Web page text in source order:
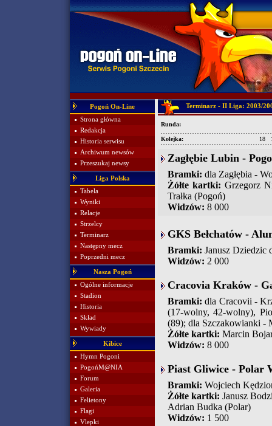
Pogoń On-Line
Strona główna
Redakcja
Historia serwisu
Archiwum newsów
Przeszukaj newsy
Liga Polska
Tabela
Wyniki
Relacje
Strzelcy
Terminarz
Następny mecz
Poprzedni mecz
Nasza Pogoń
Ogólne informacje
Stadion
Historia
Skład
Wywiady
Kibice
Hymn Pogoni
PogońM@NIA
Forum
Galeria
Felietony
Flagi
Vlepki
Terminarz - II Liga: 2003/
Runda:
Kolejka: 18
Zagłębie Lubin -
Bramki: dla Zagłębia -
Żółte kartki: Grzegorz
Trałka (Pogoń)
Widzów: 8 000
GKS Bełchatów -
Bramki: Janusz Dziedzic
Widzów: 2 000
Cracovia Kraków -
Bramki: dla Cracovii -
(17-wolny, 42-wolny),
(89); dla Szczakowianki -
Żółte kartki: Marcin
Widzów: 8 000
Piast Gliwice - Polar
Bramki: Wojciech
Żółte kartki: Janusz
Adrian Budka (Polar)
Widzów: 1 500